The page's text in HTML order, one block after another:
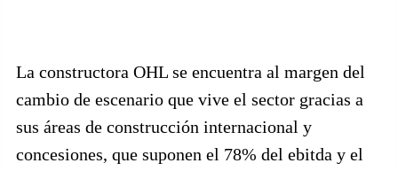
La constructora OHL se encuentra al margen del
cambio de escenario que vive el sector gracias a
sus áreas de construcción internacional y
concesiones, que suponen el 78% del ebitda y el